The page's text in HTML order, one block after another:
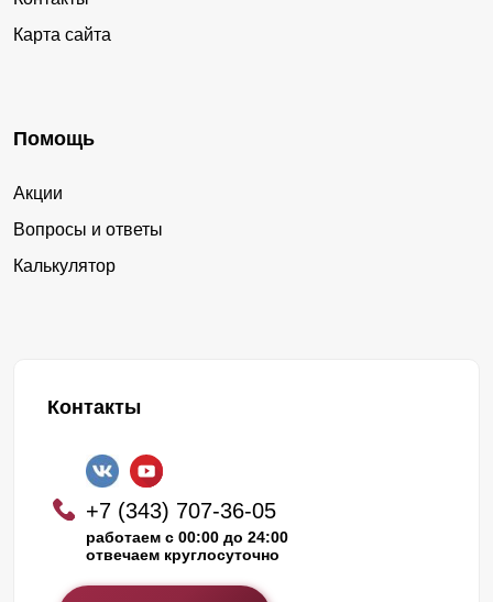
Карта сайта
Помощь
Акции
Вопросы и ответы
Калькулятор
Контакты
+7 (343) 707-36-05
работаем с 00:00 до 24:00
отвечаем круглосуточно